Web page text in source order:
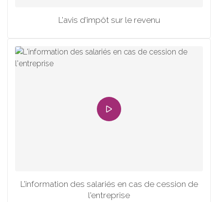
L'avis d'impôt sur le revenu
L'information des salariés en cas de cession de
l'entreprise